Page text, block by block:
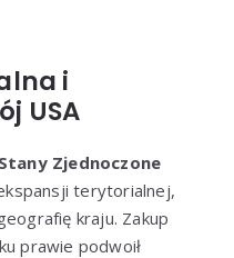
i
USA
Stany Zjednoczone
terytorialnej,
kraju. Zakup
prawie podwoił